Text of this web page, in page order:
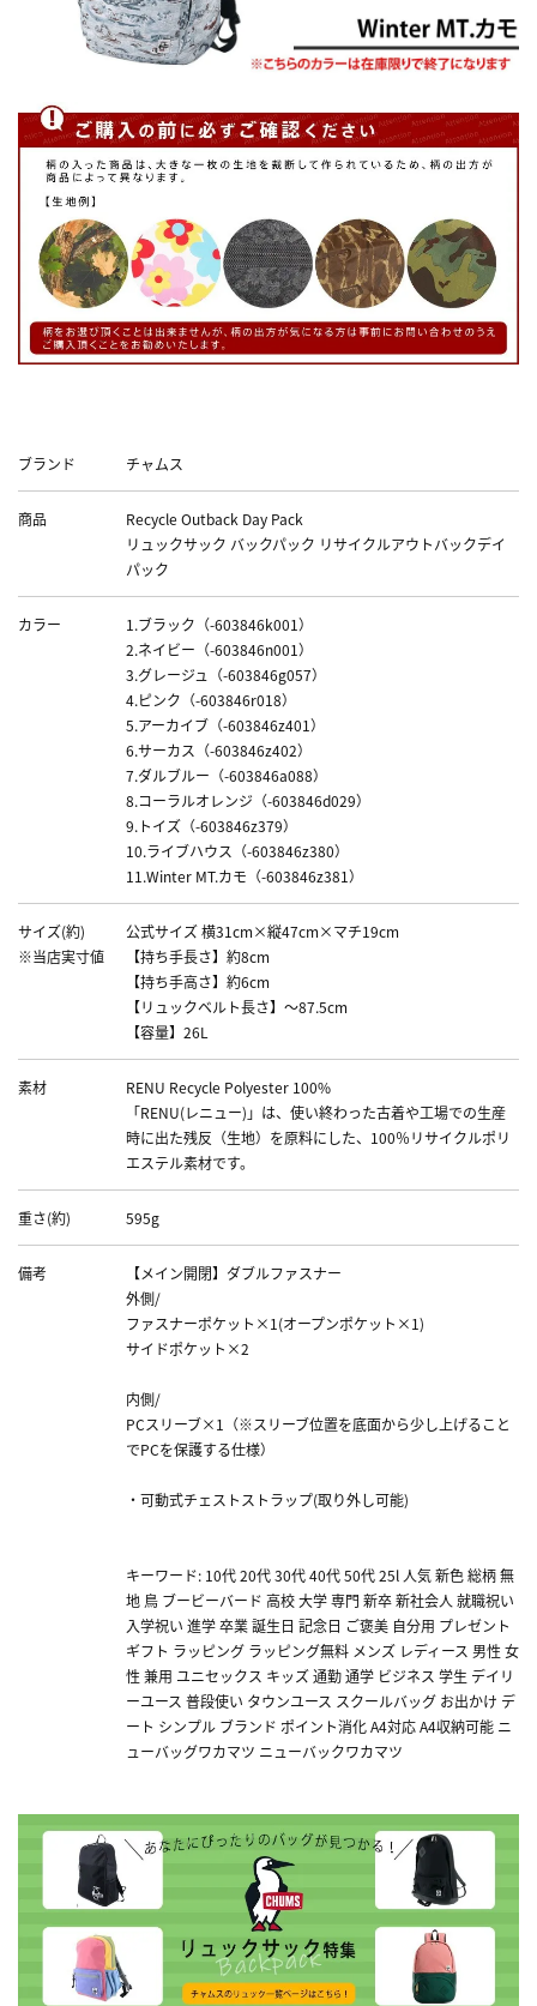
ブランド
チャムス
商品
Recycle Outback Day Pack
リュックサック バックパック リサイクルアウトバックデイ
パック
カラー
1.ブラック（-603846k001）
2.ネイビー（-603846n001）
3.グレージュ（-603846g057）
4.ピンク（-603846r018）
5.アーカイブ（-603846z401）
6.サーカス（-603846z402）
7.ダルブルー（-603846a088）
8.コーラルオレンジ（-603846d029）
9.トイズ（-603846z379）
10.ライブハウス（-603846z380）
11.Winter MT.カモ（-603846z381）
サイズ(約)
※当店実寸値
公式サイズ 横31cm×縦47cm×マチ19cm
【持ち手長さ】約8cm
【持ち手高さ】約6cm
【リュックベルト長さ】～87.5cm
【容量】26L
素材
RENU Recycle Polyester 100%
「RENU(レニュー)」は、使い終わった古着や工場での生産
時に出た残反（生地）を原料にした、100％リサイクルポリ
エステル素材です。
重さ(約) 595g
備考
【メイン開閉】ダブルファスナー
外側/
ファスナーポケット×1(オープンポケット×1)
サイドポケット×2
内側/
PCスリーブ×1（※スリーブ位置を底面から少し上げること
でPCを保護する仕様）
・可動式チェストストラップ(取り外し可能)
キーワード: 10代 20代 30代 40代 50代 25l 人気 新色 総柄 無
地 鳥 ブービーバード 高校 大学 専門 新卒 新社会人 就職祝い
入学祝い 進学 卒業 誕生日 記念日 ご褒美 自分用 プレゼント
ギフト ラッピング ラッピング無料 メンズ レディース 男性 女
性 兼用 ユニセックス キッズ 通勤 通学 ビジネス 学生 デイリ
ーユース 普段使い タウンユース スクールバッグ お出かけ デ
ート シンプル ブランド ポイント消化 A4対応 A4収納可能 ニ
ューバッグワカマツ ニューバックワカマツ